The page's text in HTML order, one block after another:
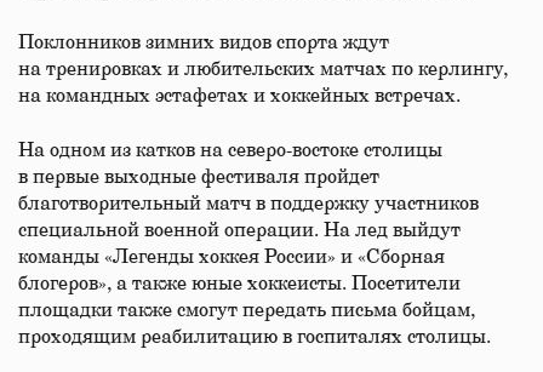
Поклонников зимних видов спорта ждут
на тренировках и любительских матчах по керлингу,
на командных эстафетах и хоккейных встречах.
На одном из катков на северо-востоке столицы
в первые выходные фестиваля пройдет
благотворительный матч в поддержку участников
специальной военной операции. На лед выйдут
команды «Легенды хоккея России» и «Сборная
блогеров», а также юные хоккеисты. Посетители
площадки также смогут передать письма бойцам,
проходящим реабилитацию в госпиталях столицы.